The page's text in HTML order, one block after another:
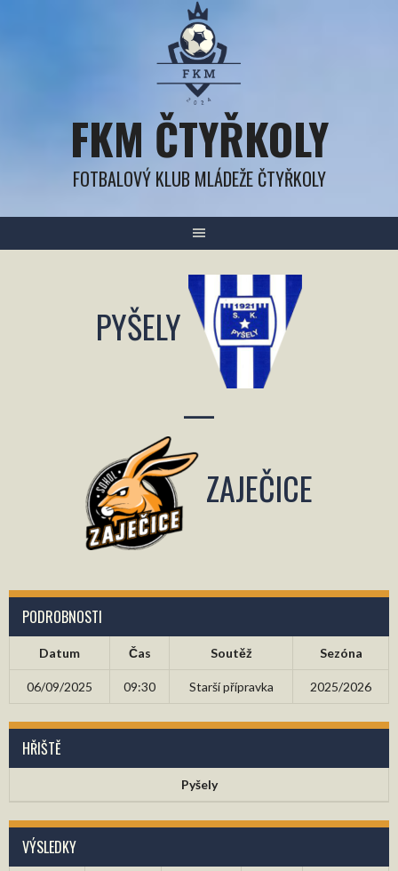
FKM ČTYŘKOLY
FOTBALOVÝ KLUB MLÁDEŽE ČTYŘKOLY
PYŠELY
—
ZAJEČICE
PODROBNOSTI
Datum Čas Soutěž Sezóna
06/09/2025 09:30 Starší přípravka 2025/2026
HŘIŠTĚ
Pyšely
VÝSLEDKY